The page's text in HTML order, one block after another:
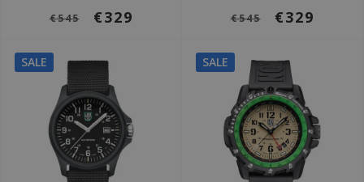
€545 €329 €545 €329
SALE SALE